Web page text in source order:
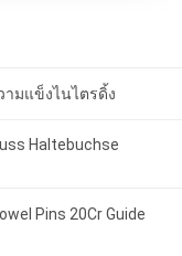
ามแข็งไนไตรดิ้ง
Haltebuchse
Pins 20Cr Guide